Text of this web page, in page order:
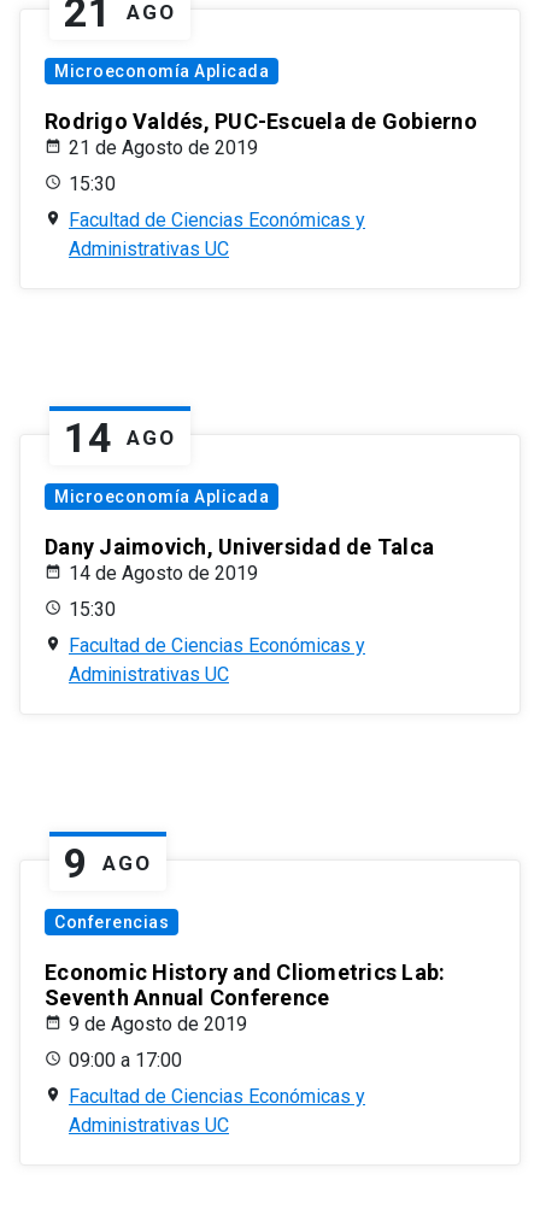
21 AGO
Microeconomía Aplicada
Rodrigo Valdés, PUC-Escuela de Gobierno
21 de Agosto de 2019
15:30
Facultad de Ciencias Económicas y
Administrativas UC
14 AGO
Microeconomía Aplicada
Dany Jaimovich, Universidad de Talca
14 de Agosto de 2019
15:30
Facultad de Ciencias Económicas y
Administrativas UC
9 AGO
Conferencias
Economic History and Cliometrics Lab:
Seventh Annual Conference
9 de Agosto de 2019
09:00 a 17:00
Facultad de Ciencias Económicas y
Administrativas UC